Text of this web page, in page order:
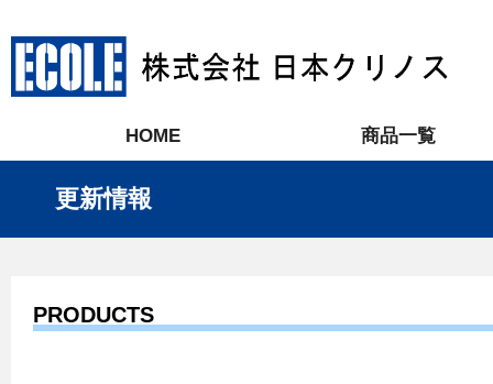
HOME 商品一覧
更新情報
PRODUCTS